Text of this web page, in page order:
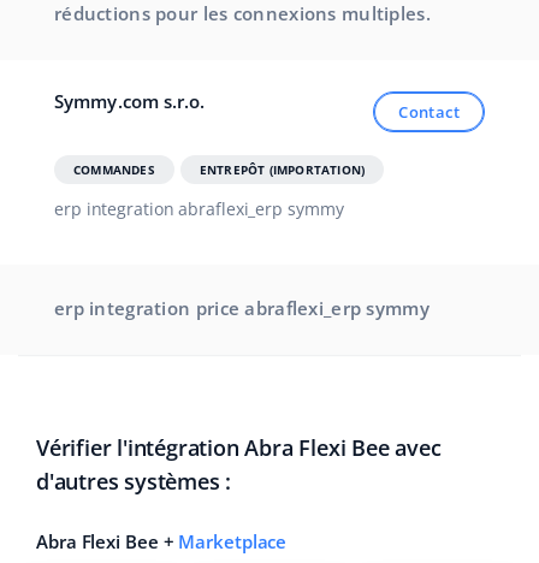
réductions pour les connexions multiples.
Symmy.com s.r.o. Contact
COMMANDES ENTREPÔT (IMPORTATION)
erp integration abraflexi_erp symmy
erp integration price abraflexi_erp symmy
Vérifier l'intégration Abra Flexi Bee avec
d'autres systèmes :
Abra Flexi Bee + Marketplace